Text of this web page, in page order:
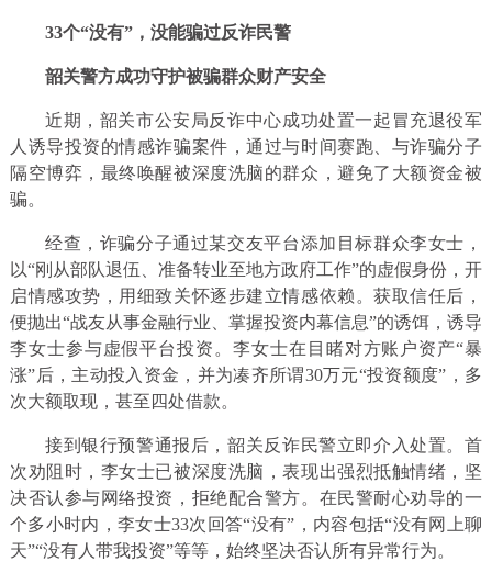
33个“没有”，没能骗过反诈民警
韶关警方成功守护被骗群众财产安全
近期，韶关市公安局反诈中心成功处置一起冒充退役军
人诱导投资的情感诈骗案件，通过与时间赛跑、与诈骗分子
隔空博弈，最终唤醒被深度洗脑的群众，避免了大额资金被
骗。
经查，诈骗分子通过某交友平台添加目标群众李女士，
以“刚从部队退伍、准备转业至地方政府工作”的虚假身份，开
启情感攻势，用细致关怀逐步建立情感依赖。获取信任后，
便抛出“战友从事金融行业、掌握投资内幕信息”的诱饵，诱导
李女士参与虚假平台投资。李女士在目睹对方账户资产“暴
涨”后，主动投入资金，并为凑齐所谓30万元“投资额度”，多
次大额取现，甚至四处借款。
接到银行预警通报后，韶关反诈民警立即介入处置。首
次劝阻时，李女士已被深度洗脑，表现出强烈抵触情绪，坚
决否认参与网络投资，拒绝配合警方。在民警耐心劝导的一
个多小时内，李女士33次回答“没有”，内容包括“没有网上聊
天”“没有人带我投资”等等，始终坚决否认所有异常行为。